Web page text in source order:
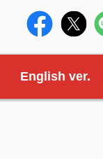
English ver.